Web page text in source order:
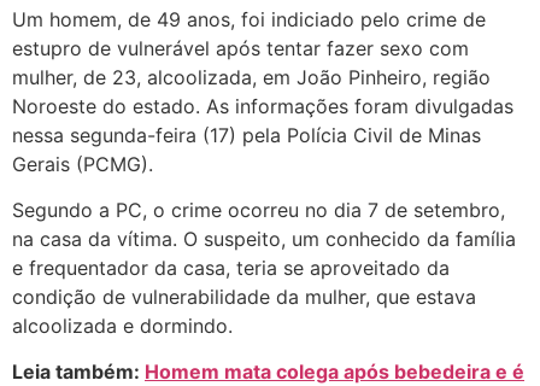
Um homem, de 49 anos, foi indiciado pelo crime de
estupro de vulnerável após tentar fazer sexo com
mulher, de 23, alcoolizada, em João Pinheiro, região
Noroeste do estado. As informações foram divulgadas
nessa segunda-feira (17) pela Polícia Civil de Minas
Gerais (PCMG).
Segundo a PC, o crime ocorreu no dia 7 de setembro,
na casa da vítima. O suspeito, um conhecido da família
e frequentador da casa, teria se aproveitado da
condição de vulnerabilidade da mulher, que estava
alcoolizada e dormindo.
Leia também: Homem mata colega após bebedeira e é